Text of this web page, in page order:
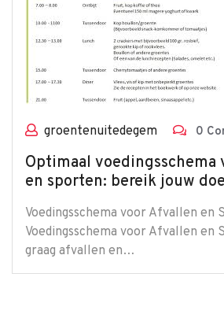
groentenuitedegem 0
Optimaal voedingsschema
en sporten: bereik jouw
Voedingsschema voor Afvallen en
Voedingsschema voor Afvallen en
graag afvallen en…